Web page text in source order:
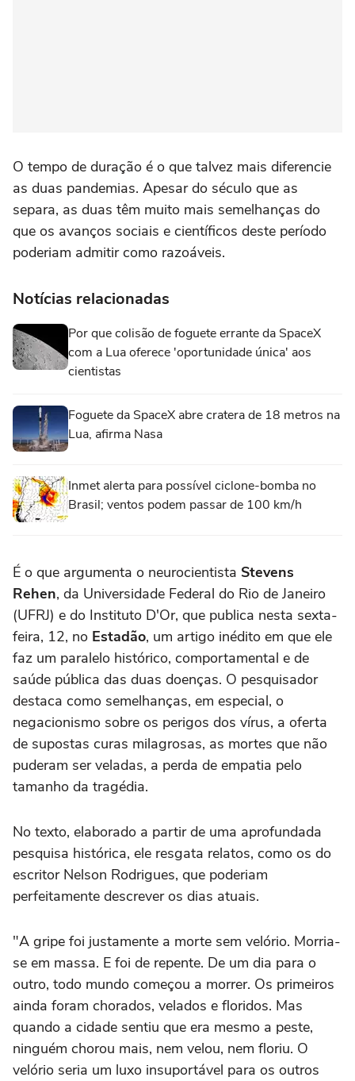
O tempo de duração é o que talvez mais diferencie
as duas pandemias. Apesar do século que as
separa, as duas têm muito mais semelhanças do
que os avanços sociais e científicos deste período
poderiam admitir como razoáveis.
Notícias relacionadas
Por que colisão de foguete errante da SpaceX
com a Lua oferece 'oportunidade única' aos
cientistas
Foguete da SpaceX abre cratera de 18 metros na
Lua, afirma Nasa
Inmet alerta para possível ciclone-bomba no
Brasil; ventos podem passar de 100 km/h
É o que argumenta o neurocientista Stevens
Rehen, da Universidade Federal do Rio de Janeiro
(UFRJ) e do Instituto D'Or, que publica nesta sexta-
feira, 12, no Estadão, um artigo inédito em que ele
faz um paralelo histórico, comportamental e de
saúde pública das duas doenças. O pesquisador
destaca como semelhanças, em especial, o
negacionismo sobre os perigos dos vírus, a oferta
de supostas curas milagrosas, as mortes que não
puderam ser veladas, a perda de empatia pelo
tamanho da tragédia.
No texto, elaborado a partir de uma aprofundada
pesquisa histórica, ele resgata relatos, como os do
escritor Nelson Rodrigues, que poderiam
perfeitamente descrever os dias atuais.
"A gripe foi justamente a morte sem velório. Morria-
se em massa. E foi de repente. De um dia para o
outro, todo mundo começou a morrer. Os primeiros
ainda foram chorados, velados e floridos. Mas
quando a cidade sentiu que era mesmo a peste,
ninguém chorou mais, nem velou, nem floriu. O
velório seria um luxo insuportável para os outros